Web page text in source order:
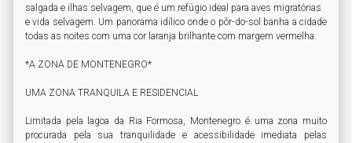
salgada e ilhas selvagem, que é um refúgio ideal para aves migratórias
e vida selvagem. Um panorama idílico onde o pôr-do-sol banha a cidade
todas as noites com uma cor laranja brilhante com margem vermelha.
*A ZONA DE MONTENEGRO*
UMA ZONA TRANQUILA E RESIDENCIAL
Limitada pela lagoa da Ria Formosa, Montenegro é uma zona muito
procurada pela sua tranquilidade e acessibilidade imediata pelas